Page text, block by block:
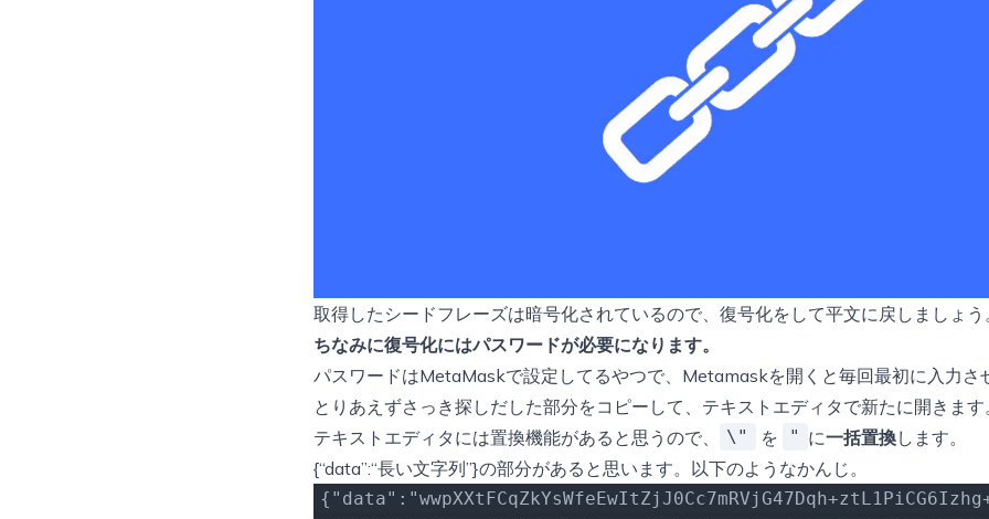
取得したシードフレーズは暗号化されているので、復号化をして平文に戻しましょう
ちなみに復号化にはパスワードが必要になります。
パスワードはMetaMaskで設定してるやつで、Metamaskを開くと毎回最初に入力さ
とりあえずさっき探しだした部分をコピーして、テキストエディタで新たに開きます
テキストエディタには置換機能があると思うので、
\" を " に一括置換します。
{“data”:“長い文字列”}の部分があると思います。以下のようなかんじ。